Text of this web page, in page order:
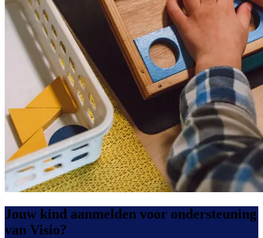
Jouw kind aanmelden voor ondersteuning
van Visio?